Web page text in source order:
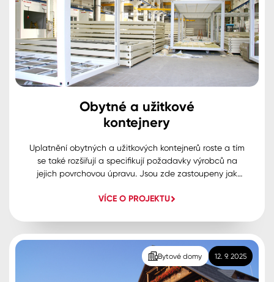
Obytné a užitkové
kontejnery
Uplatnění obytných a užitkových kontejnerů roste a tím
se také rozšiřují a specifikují požadavky výrobců na
jejich povrchovou úpravu. Jsou zde zastoupeny jak
rozpouštědlové syntetické nátěry, a opět je vyžadován
VÍCE O PROJEKTU
Bytové domy 12. 9. 2025